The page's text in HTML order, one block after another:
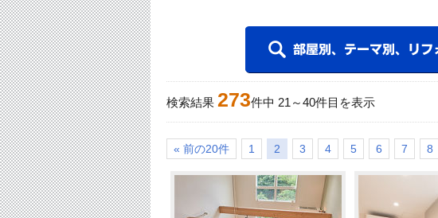
検索結果 273件中 21 ～40件目を表示
« 前の20件 1 2 3 4 5 6 7 8